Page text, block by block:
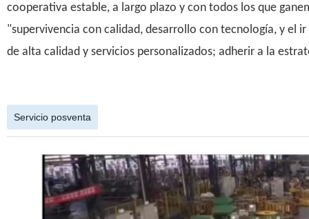
cooperativa estable, a largo plazo y con todos los que
"supervivencia con calidad, desarrollo con tecnología, y el
de alta calidad y servicios personalizados; adherir a la
Servicio posventa